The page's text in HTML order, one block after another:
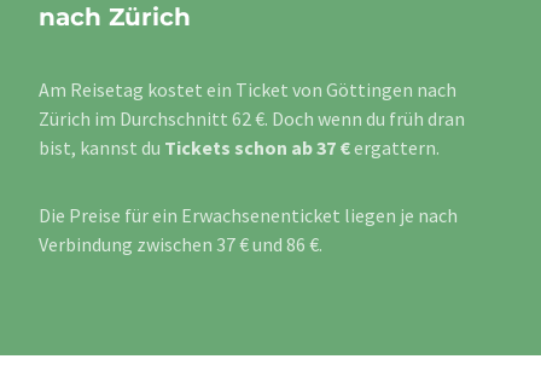
nach Zürich
Am Reisetag kostet ein Ticket von Göttingen nach
Zürich im Durchschnitt 62 €. Doch wenn du früh dran
bist, kannst du Tickets schon ab 37 €ergattern.
Die Preise für ein Erwachsenenticket liegen je nach
Verbindung zwischen 37 € und 86 €.